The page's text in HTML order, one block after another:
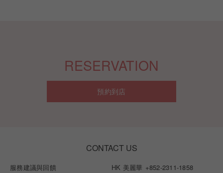
RESERVATION
預約到店
CONTACT US
服務建議與回饋 HK 美麗華 +852-2311-1858